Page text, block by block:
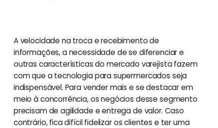
A velocidade na troca e recebimento de
informações, a necessidade de se diferenciar e
outras características do mercado varejista fazem
com que a tecnologia para supermercados seja
indispensável. Para vender mais e se destacar em
meio à concorrência, os negócios desse segmento
precisam de agilidade e entrega de valor. Caso
contrário, fica difícil fidelizar os clientes e ter uma